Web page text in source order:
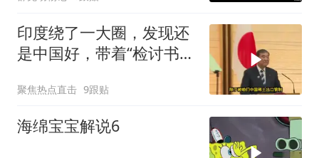
印度绕了一大圈，发现还
是中国好，带着“检讨书”
聚焦热点直击 9跟贴
海绵宝宝解说6